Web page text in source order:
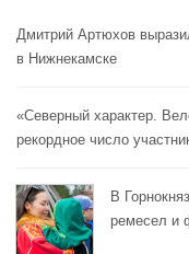
Дмитрий Артюхов
в Нижнекамске
«Северный характер.
рекордное число
В
ремесел и